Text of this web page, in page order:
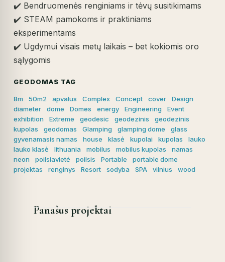
✔️ Bendruomenės renginiams ir tėvų susitikimams
✔️ STEAM pamokoms ir praktiniams
eksperimentams
✔️ Ugdymui visais metų laikais – bet kokiomis oro
sąlygomis
GEODOMAS TAG
8m 50m2 apvalus Complex Concept cover
Design
diameter
dome Domes energy Engineering
Event
exhibition
Extreme geodesic geodezinis
geodezinis
kupolas
geodomas Glamping glamping dome
glass
gyvenamasis namas
house klasė kupolai kupolas
lauko
lauko klasė
lithuania mobilus mobilus kupolas
namas
neon
poilsiavietė poilsis Portable
portable dome
projektas
renginys Resort sodyba SPA vilnius wood
Panašus projektai